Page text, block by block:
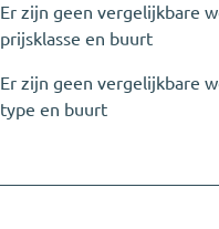
Er zijn geen vergelijkbare
prijsklasse en buurt
Er zijn geen vergelijkbare
type en buurt